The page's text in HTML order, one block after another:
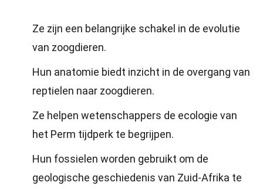
Ze zijn een belangrijke schakel in de evolutie
van zoogdieren.
Hun anatomie biedt inzicht in de overgang van
reptielen naar zoogdieren.
Ze helpen wetenschappers de ecologie van
het Perm tijdperk te begrijpen.
Hun fossielen worden gebruikt om de
geologische geschiedenis van Zuid-Afrika te